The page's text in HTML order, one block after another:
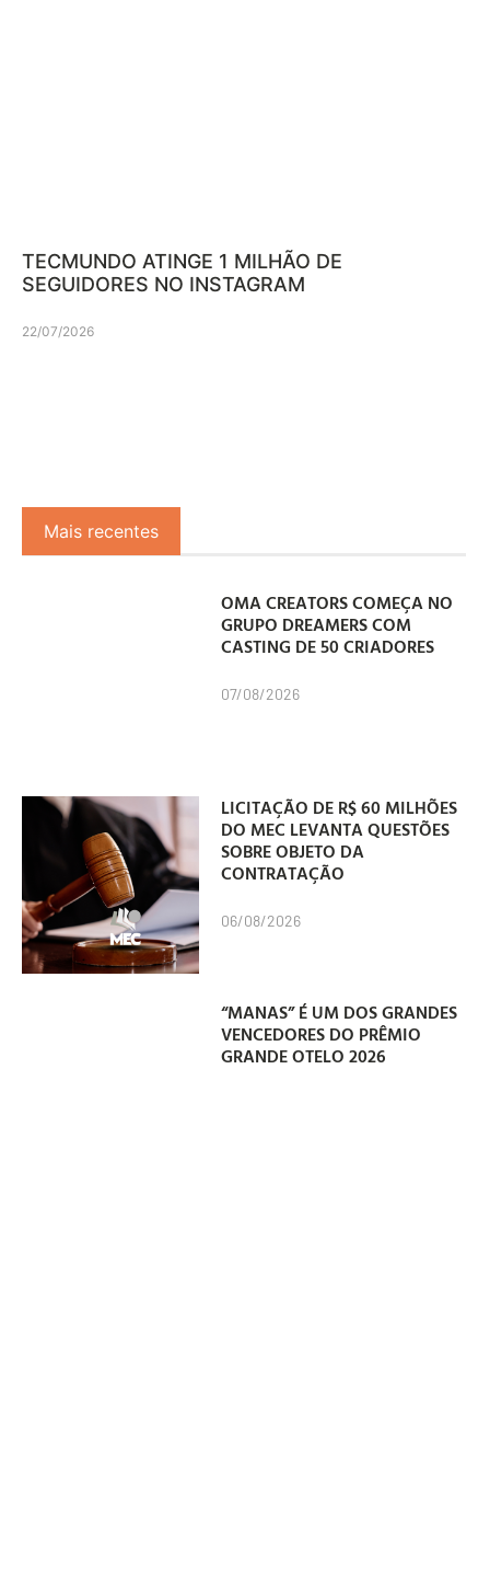
TECMUNDO ATINGE 1 MILHÃO DE
SEGUIDORES NO INSTAGRAM
22/07/2026
Mais recentes
OMA CREATORS COMEÇA NO
GRUPO DREAMERS COM
CASTING DE 50 CRIADORES
07/08/2026
LICITAÇÃO DE R$ 60 MILHÕES
DO MEC LEVANTA QUESTÕES
SOBRE OBJETO DA
CONTRATAÇÃO
06/08/2026
“MANAS” É UM DOS GRANDES
VENCEDORES DO PRÊMIO
GRANDE OTELO 2026